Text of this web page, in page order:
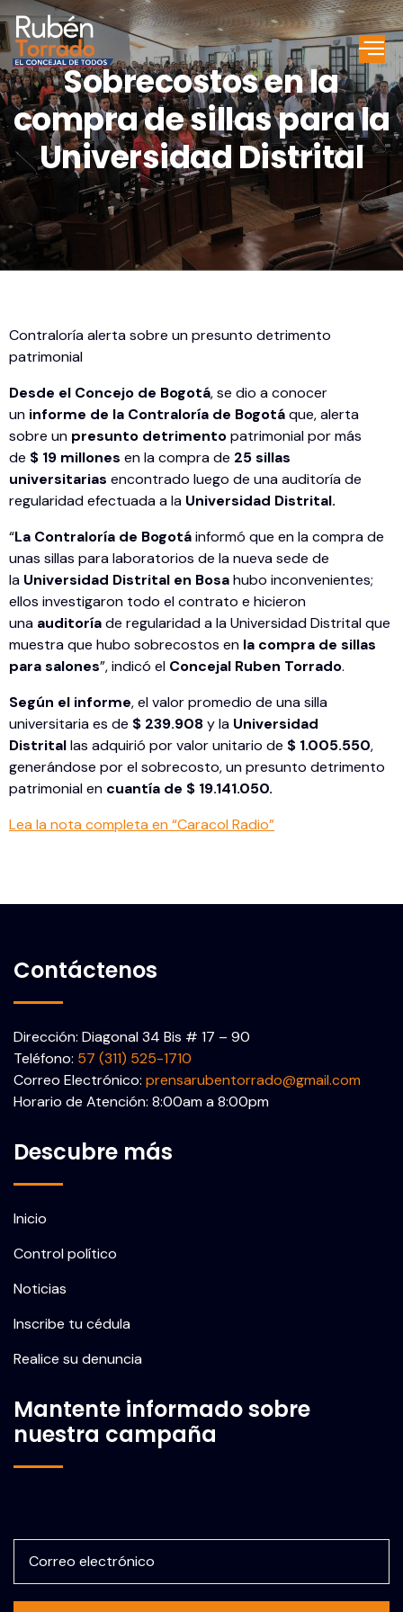
Sobrecostos en la
compra de sillas para la
Universidad Distrital
Contraloría alerta sobre un presunto detrimento
patrimonial
Desde el Concejo de Bogotá, se dio a conocer
un informe de la Contraloría de Bogotáque, alerta
sobre un presunto detrimentopatrimonial por más
de $ 19 millones en la compra de 25 sillas
universitarias encontrado luego de una auditoría de
regularidad efectuada a la Universidad Distrital.
“La Contraloría de Bogotáinformó que en la compra de
unas sillas para laboratorios de la nueva sede de
la Universidad Distrital en Bosahubo inconvenientes;
ellos investigaron todo el contrato e hicieron
una auditoríade regularidad a la Universidad Distrital que
muestra que hubo sobrecostos en la compra de sillas
para salones”, indicó el Concejal Ruben Torrado.
Según el informe, el valor promedio de una silla
universitaria es de $ 239.908y la Universidad
Distritallas adquirió por valor unitario de $ 1.005.550,
generándose por el sobrecosto, un presunto detrimento
patrimonial en cuantía de $ 19.141.050.
Lea la nota completa en “Caracol Radio”
Contáctenos
Dirección: Diagonal 34 Bis # 17 – 90
Teléfono: 57 (311) 525-1710
Correo Electrónico: prensarubentorrado@gmail.com
Horario de Atención: 8:00am a 8:00pm
Descubre más
Inicio
Control político
Noticias
Inscribe tu cédula
Realice su denuncia
Mantente informado sobre
nuestra campaña